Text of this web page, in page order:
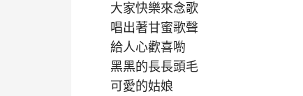
大家快樂來念歌
唱出著甘蜜歌聲
給人心歡喜喲
黑黑的長長頭毛
可愛的姑娘